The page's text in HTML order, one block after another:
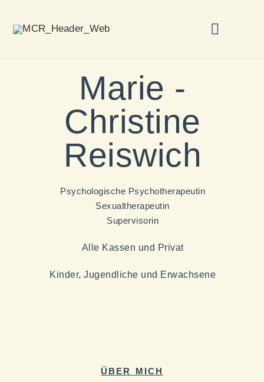
Marie -
Christine
Reiswich
Psychologische Psychotherapeutin
Sexualtherapeutin
Supervisorin
Alle Kassen und Privat
Kinder, Jugendliche und Erwachsene
ÜBER MICH